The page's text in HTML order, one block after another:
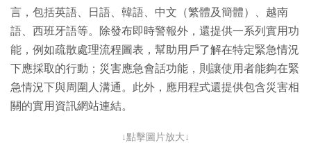
言，包括英語、日語、韓語、中文（繁體及簡體）、越南
語、西班牙語等。除發布即時警報外，還提供一系列實用功
能，例如疏散處理流程圖表，幫助用戶了解在特定緊急情況
下應採取的行動；災害應急會話功能，則讓使用者能夠在緊
急情況下與周圍人溝通。此外，應用程式還提供包含災害相
關的實用資訊網站連結。
↓點擊圖片放大↓